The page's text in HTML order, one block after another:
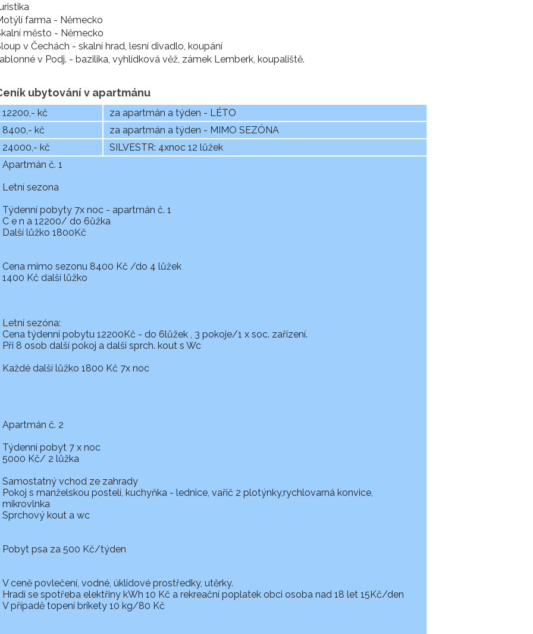
farma - Německo
město - Německo
v Čechách - skalní hrad, lesní divadlo, koupání
v Podj. - bazilika, vyhlídková věž, zámek Lemberk, koupaliště.
ubytování v apartmánu
12200,- kč
za apartmán a týden - LÉTO
8400,- kč
za apartmán a týden - MIMO SEZÓNA
24000,- kč
SILVESTR: 4xnoc 12 lůžek
Apartmán č. 1
Letní sezona
Týdenní pobyty 7x noc - apartmán č. 1
C e n a 12200/ do 6ůžka
Další lůžko 1800Kč
Cena mimo sezonu 8400 Kč /do 4 lůžek
1400 Kč další lůžko
Letní sezóna:
Cena týdenní pobytu 12200Kč - do 6lůžek , 3 pokoje/1 x soc. zařízení.
Při 8 osob další pokoj a dalši sprch. kout s Wc
Každé další lůžko 1800 Kč 7x noc
Apartmán č. 2
Týdenní pobyt 7 x noc
5000 Kč/ 2 lůžka
Samostatný vchod ze zahrady
Pokoj s manželskou postelí, kuchyňka - lednice, vařič 2 plotýnky,rychlovarná konvice,
mikrovlnka
Sprchový kout a wc
Pobyt psa za 500 Kč/týden
V ceně povlečení, vodné, úklidové prostředky, utěrky.
Hradí se spotřeba elektřiny kWh 10 Kč a rekreační poplatek obci osoba nad 18 let 15Kč/den
V případě topení brikety 10 kg/80 Kč